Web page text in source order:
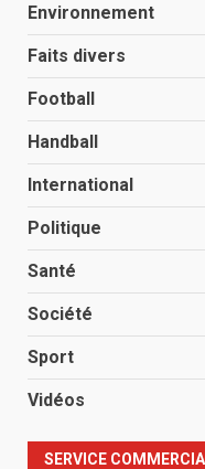
Environnement
Faits divers
Football
Handball
International
Politique
Santé
Société
Sport
Vidéos
SERVICE